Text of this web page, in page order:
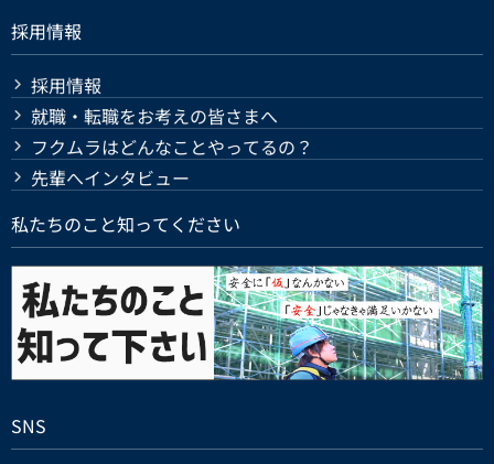
採用情報
採用情報
就職・転職をお考えの皆さまへ
フクムラはどんなことやってるの？
先輩へインタビュー
私たちのこと知ってください
SNS